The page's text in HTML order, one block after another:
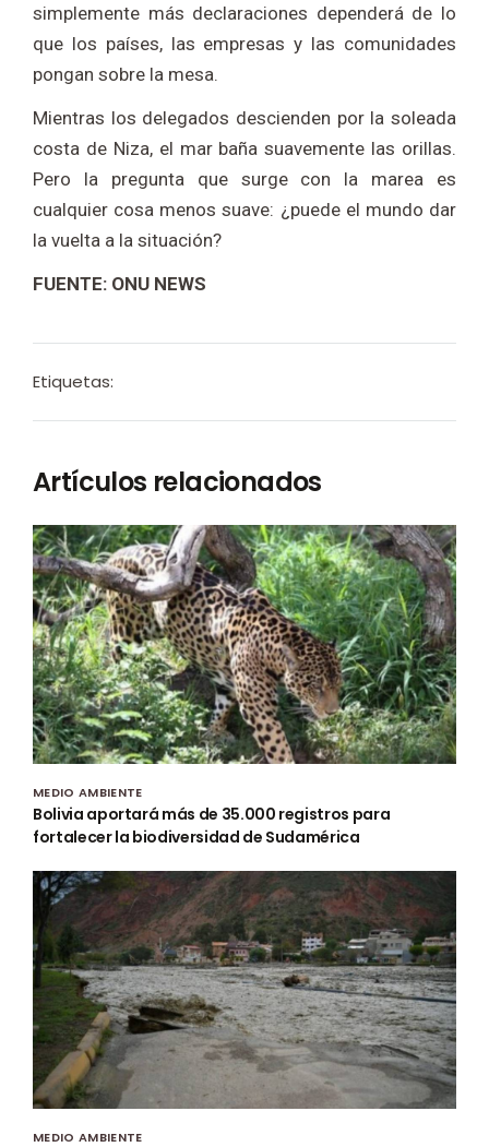
simplemente más declaraciones dependerá de lo
que los países, las empresas y las comunidades
pongan sobre la mesa.
Mientras los delegados descienden por la soleada
costa de Niza, el mar baña suavemente las orillas.
Pero la pregunta que surge con la marea es
cualquier cosa menos suave: ¿puede el mundo dar
la vuelta a la situación?
FUENTE: ONU NEWS
Etiquetas:
Artículos relacionados
MEDIO AMBIENTE
Bolivia aportará más de 35.000 registros para
fortalecer la biodiversidad de Sudamérica
MEDIO AMBIENTE